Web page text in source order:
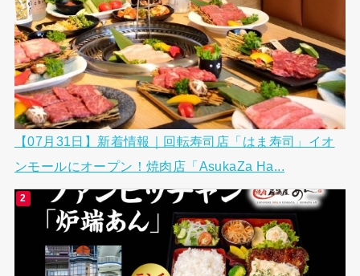
【07月31日】新着情報｜回転寿司店「はま寿司」イオ
ンモールにオープン！焼肉店「AsukaZa Ha...